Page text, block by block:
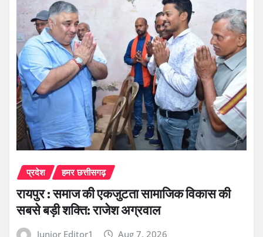
प्रदेश हमर छत्तीसगढ़
रायपुर : समाज की एकजुटता सामाजिक विकास की
सबसे बड़ी शक्ति: राजेश अग्रवाल
Junior Editor1 Aug 7, 2026